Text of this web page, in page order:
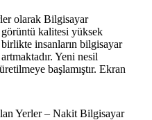
olarak Bilgisayar
kalitesi yüksek
insanların bilgisayar
Yeni nesil
başlamıştır. Ekran